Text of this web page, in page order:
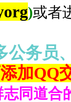
)或者
公务员
加QQ
同道合